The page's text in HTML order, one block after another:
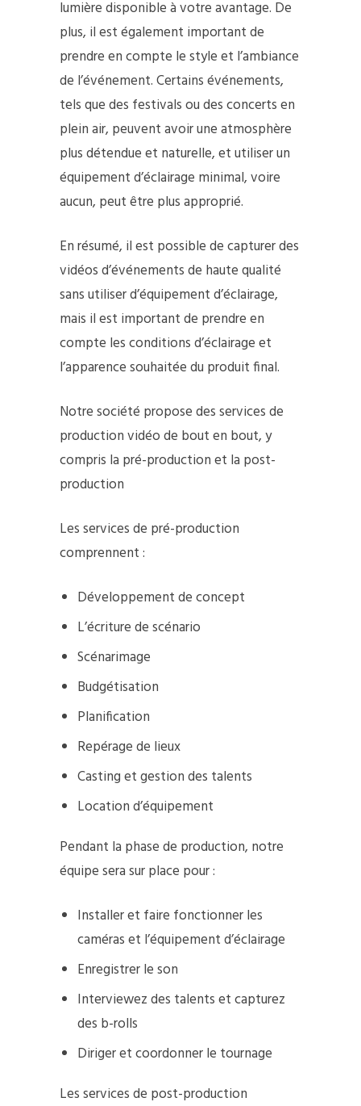
lumière disponible à votre avantage. De
plus, il est également important de
prendre en compte le style et l’ambiance
de l’événement. Certains événements,
tels que des festivals ou des concerts en
plein air, peuvent avoir une atmosphère
plus détendue et naturelle, et utiliser un
équipement d’éclairage minimal, voire
aucun, peut être plus approprié.
En résumé, il est possible de capturer des
vidéos d’événements de haute qualité
sans utiliser d’équipement d’éclairage,
mais il est important de prendre en
compte les conditions d’éclairage et
l’apparence souhaitée du produit final.
Notre société propose des services de
production vidéo de bout en bout, y
compris la pré-production et la post-
production
Les services de pré-production
comprennent :
Développement de concept
L’écriture de scénario
Scénarimage
Budgétisation
Planification
Repérage de lieux
Casting et gestion des talents
Location d’équipement
Pendant la phase de production, notre
équipe sera sur place pour :
Installer et faire fonctionner les
caméras et l’équipement d’éclairage
Enregistrer le son
Interviewez des talents et capturez
des b-rolls
Diriger et coordonner le tournage
Les services de post-production